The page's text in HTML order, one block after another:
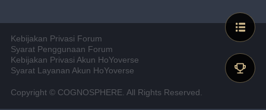
Kebijakan Privasi Forum
Syarat Penggunaan Forum
Kebijakan Privasi Akun HoYoverse
Syarat Layanan Akun HoYoverse
Copyright © COGNOSPHERE. All Rights Reserved.